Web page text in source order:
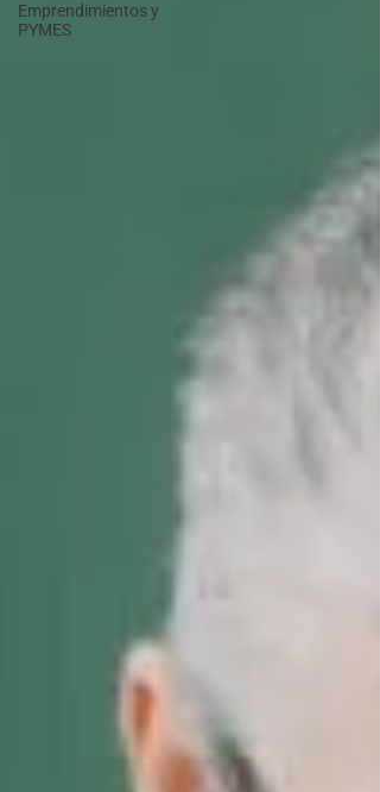
Emprendimientos y
PYMES